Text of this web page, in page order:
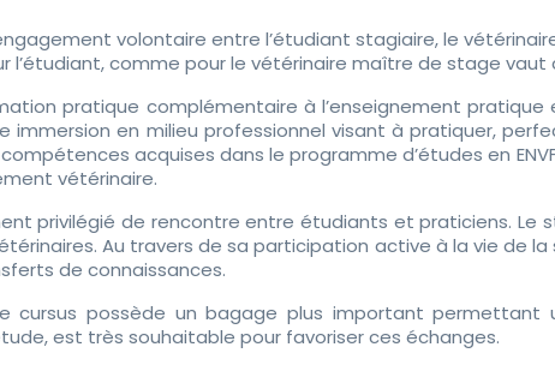
volontaire entre l’étudiant stagiaire, le
l’étudiant, comme pour le vétérinaire maître de stage
pratique complémentaire à l’enseignement pratique
immersion en milieu professionnel visant à pratiquer,
acquises dans le programme d’études en
vétérinaire.
privilégié de rencontre entre étudiants et praticiens.
Au travers de sa participation active à la vie de
de connaissances.
cursus possède un bagage plus important
est très souhaitable pour favoriser ces échanges.